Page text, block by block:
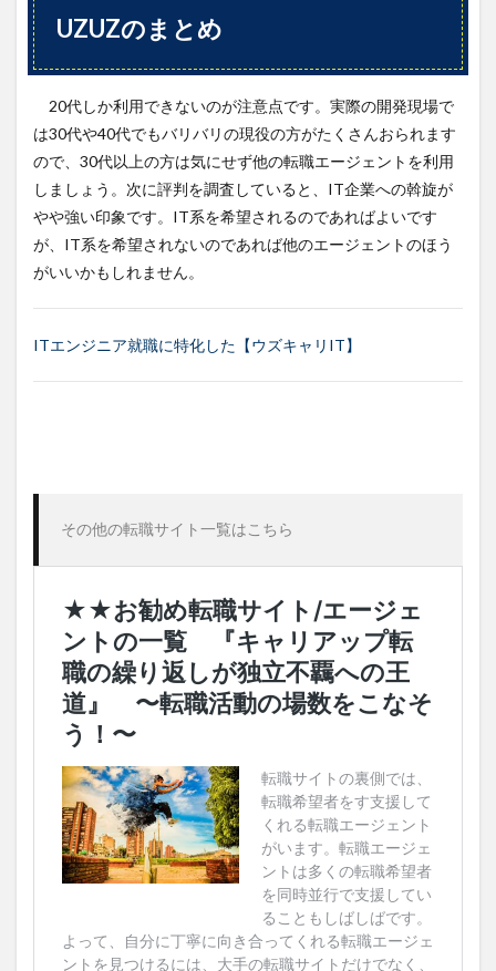
UZUZのまとめ
20代しか利用できないのが注意点です。実際の開発現場で
は30代や40代でもバリバリの現役の方がたくさんおられます
ので、30代以上の方は気にせず他の転職エージェントを利用
しましょう。次に評判を調査していると、IT企業への斡旋が
やや強い印象です。IT系を希望されるのであればよいです
が、IT系を希望されないのであれば他のエージェントのほう
がいいかもしれません。
ITエンジニア就職に特化した【ウズキャリIT】